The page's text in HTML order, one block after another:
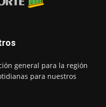
general para la región
para nuestros